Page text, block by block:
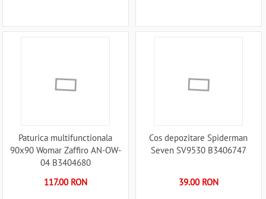
Paturica multifunctionala
90x90 Womar Zaffiro AN-OW-
04 B3404680
117.00 RON
Cos depozitare Spiderman
Seven SV9530 B3406747
39.00 RON